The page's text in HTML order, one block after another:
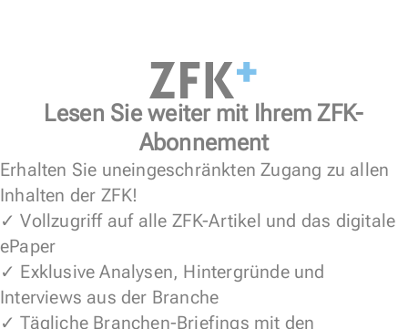
Lesen Sie weiter mit Ihrem ZFK-
Abonnement
Erhalten Sie uneingeschränkten Zugang zu allen
Inhalten der ZFK!
✓ Vollzugriff auf alle ZFK-Artikel und das digitale
ePaper
✓ Exklusive Analysen, Hintergründe und
Interviews aus der Branche
✓ Tägliche Branchen-Briefings mit den